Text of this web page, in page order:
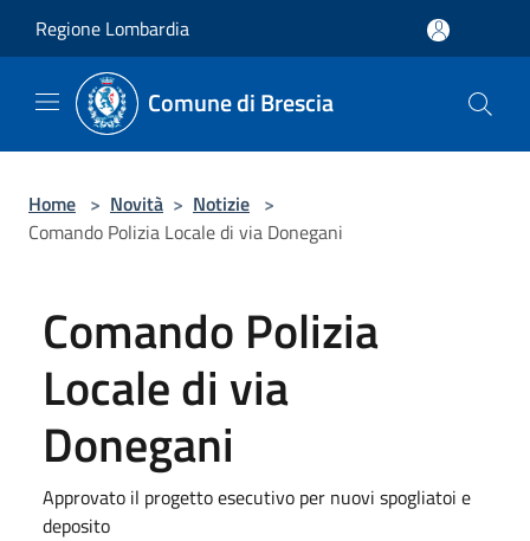
Regione Lombardia
Comune di Brescia
Home > Novità > Notizie >
Comando Polizia Locale di via Donegani
Comando Polizia
Locale di via
Donegani
Approvato il progetto esecutivo per nuovi spogliatoi e
deposito